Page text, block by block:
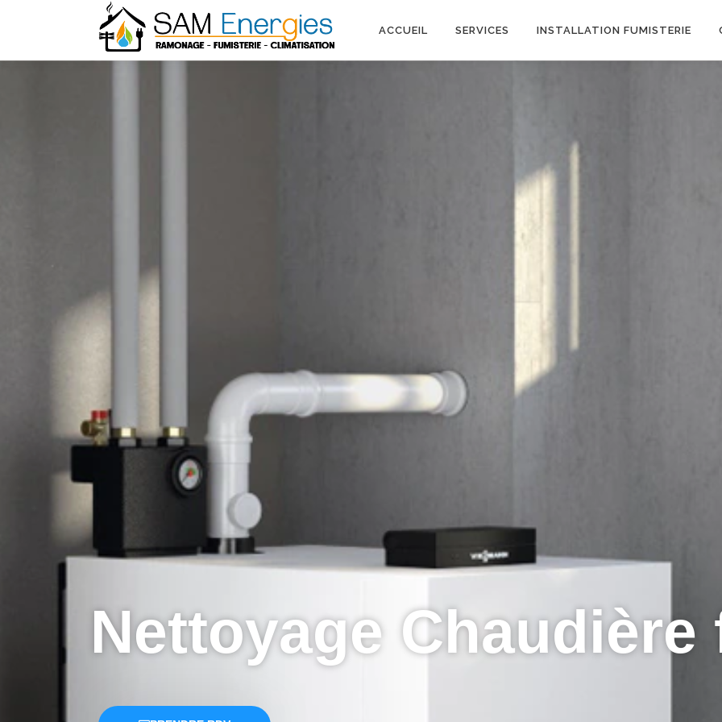
ACCUEIL SERVICES INSTALLATION FUMISTERIE
Nettoyage Chaudière